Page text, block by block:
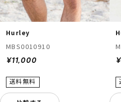
Hurley
MBS0010910
¥11,000